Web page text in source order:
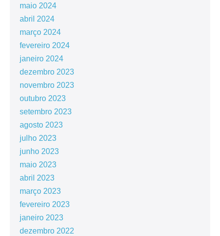
maio 2024
abril 2024
março 2024
fevereiro 2024
janeiro 2024
dezembro 2023
novembro 2023
outubro 2023
setembro 2023
agosto 2023
julho 2023
junho 2023
maio 2023
abril 2023
março 2023
fevereiro 2023
janeiro 2023
dezembro 2022